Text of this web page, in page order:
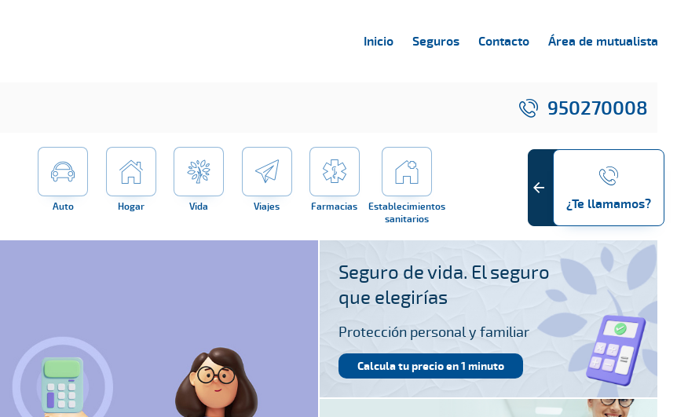
Inicio Seguros Contacto Área de mutualista
950270008
Auto Hogar Vida Viajes Farmacias
Establecimientos
sanitarios
Seguro de vida. El seguro
que elegirías
Protección personal y familiar
Calcula tu precio en 1 minuto
¿Te llamamos?